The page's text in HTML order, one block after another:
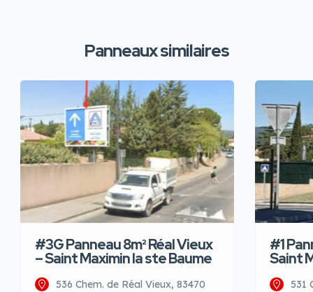
Panneaux similaires
#3G Panneau 8m² Réal Vieux
– Saint Maximin la ste Baume
536 Chem. de Réal Vieux, 83470
#1
Saint
531